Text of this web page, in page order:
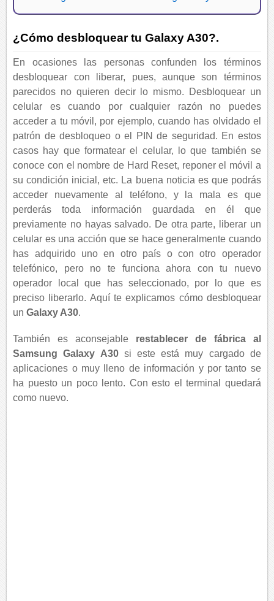
¿Cómo desbloquear tu Galaxy A30?.
En ocasiones las personas confunden los términos
desbloquear con liberar, pues, aunque son términos
parecidos no quieren decir lo mismo. Desbloquear un
celular es cuando por cualquier razón no puedes
acceder a tu móvil, por ejemplo, cuando has olvidado el
patrón de desbloqueo o el PIN de seguridad. En estos
casos hay que formatear el celular, lo que también se
conoce con el nombre de Hard Reset, reponer el móvil a
su condición inicial, etc. La buena noticia es que podrás
acceder nuevamente al teléfono, y la mala es que
perderás toda información guardada en él que
previamente no hayas salvado. De otra parte, liberar un
celular es una acción que se hace generalmente cuando
has adquirido uno en otro país o con otro operador
telefónico, pero no te funciona ahora con tu nuevo
operador local que has seleccionado, por lo que es
preciso liberarlo. Aquí te explicamos cómo desbloquear
unGalaxy A30.
También es aconsejable restablecer de fábrica al
Samsung Galaxy A30si este está muy cargado de
aplicaciones o muy lleno de información y por tanto se
ha puesto un poco lento. Con esto el terminal quedará
como nuevo.